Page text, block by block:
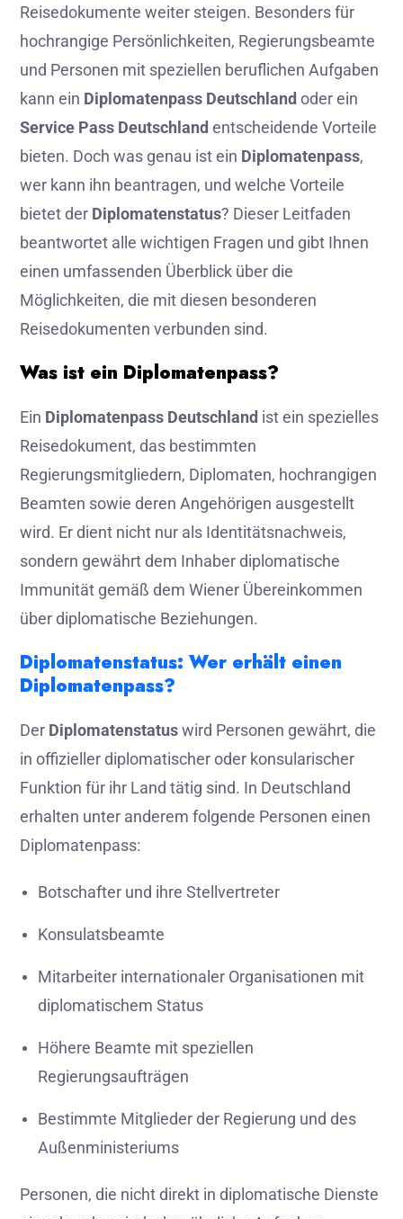
Reisedokumente weiter steigen. Besonders für
hochrangige Persönlichkeiten, Regierungsbeamte
und Personen mit speziellen beruflichen Aufgaben
kann ein Diplomatenpass Deutschland oder ein
Service Pass Deutschland entscheidende Vorteile
bieten. Doch was genau ist ein Diplomatenpass,
wer kann ihn beantragen, und welche Vorteile
bietet der Diplomatenstatus? Dieser Leitfaden
beantwortet alle wichtigen Fragen und gibt Ihnen
einen umfassenden Überblick über die
Möglichkeiten, die mit diesen besonderen
Reisedokumenten verbunden sind.
Was ist ein Diplomatenpass?
Ein Diplomatenpass Deutschland ist ein spezielles
Reisedokument, das bestimmten
Regierungsmitgliedern, Diplomaten, hochrangigen
Beamten sowie deren Angehörigen ausgestellt
wird. Er dient nicht nur als Identitätsnachweis,
sondern gewährt dem Inhaber diplomatische
Immunität gemäß dem Wiener Übereinkommen
über diplomatische Beziehungen.
Diplomatenstatus: Wer erhält einen
Diplomatenpass?
Der Diplomatenstatuswird Personen gewährt, die
in offizieller diplomatischer oder konsularischer
Funktion für ihr Land tätig sind. In Deutschland
erhalten unter anderem folgende Personen einen
Diplomatenpass:
Botschafter und ihre Stellvertreter
Konsulatsbeamte
Mitarbeiter internationaler Organisationen mit
diplomatischem Status
Höhere Beamte mit speziellen
Regierungsaufträgen
Bestimmte Mitglieder der Regierung und des
Außenministeriums
Personen, die nicht direkt in diplomatische Dienste